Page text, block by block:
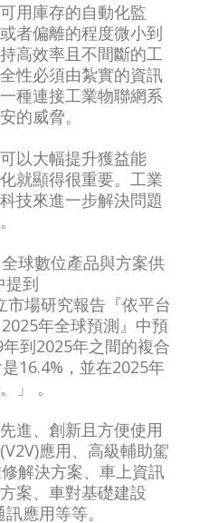
用庫存的自動化監
者偏離的程度微小到
高效率且不間斷的工
性必須由紮實的資訊
種連接工業物聯網系
的威脅。
以大幅提升獲益能
就顯得很重要。工業
技來進一步解決問題
球數位產品與方案供
提到
市場研究報告『依平台
年全球預測』中預
到2025年之間的複合
16.4%，並在2025年
」 。
進、創新且方便使用
應用、高級輔助駕
解決方案、車上資訊
案、車對基礎建設
應用等等。